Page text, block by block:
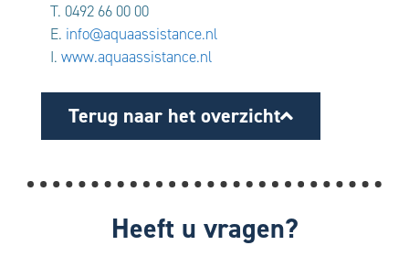
T. 0492 66 00 00
E. info@aquaassistance.nl
I. www.aquaassistance.nl
Terug naar het overzicht
Heeft u vragen?